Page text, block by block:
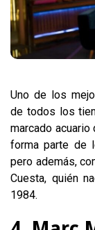
Uno de los
de todos los
marcado
forma parte de
pero además,
Cuesta, quién
1984.